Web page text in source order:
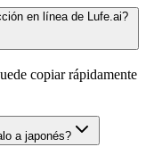
en línea de Lufe.ai?
copiar rápidamente
a japonés?